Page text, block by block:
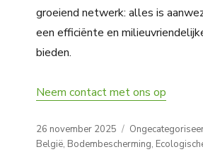
groeiend netwerk: alles is
een efficiënte en
bieden.
Neem contact met ons op
Posted
on
26 november 2025 Categories
België, Bodembescherming,